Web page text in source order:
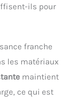
ils pour
franche
les matériaux
maintient
ce qui est